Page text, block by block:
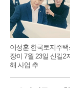
이성훈 한국토지주
장이 7월 23일 신길2
해 사업 추